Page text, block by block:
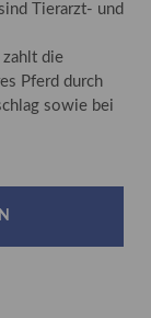
Tierarzt- und
zahlt die
Pferd durch
sowie bei